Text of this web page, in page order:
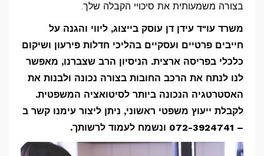
בצורה משמעותית את סיכויי הקבלה שלך.
משרד עו"ד עידן דן עוסק בייצוג, ליווי והגנה על
חייבים פרטיים ועסקיים בהליכי חדלות פירעון ושיקום
כלכלי בפריסה ארצית. הניסיון הרב שצברנו, מאפשר
לנו לנתח את הרכב החובות בצורה נכונה ולבנות את
האסטרטגיה הנכונה ביותר לסיטואציה המשפטית.
לקבלת ייעוץ משפטי ראשוני, ניתן ליצור עימנו קשר ב
– 072-3924741 ונשמח לעמוד לרשותך.